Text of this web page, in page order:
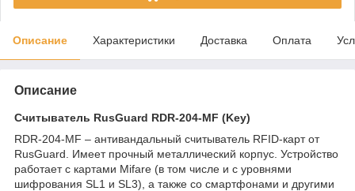
Описание Характеристики Доставка Оплата
Описание
Считыватель RusGuard RDR-204-MF (Key)
RDR-204-MF – антивандальный считыватель RFID-карт от
RusGuard. Имеет прочный металлический корпус. Устройство
работает с картами Mifare (в том числе и с уровнями
шифрования SL1 и SL3), а также со смартфонами и другими